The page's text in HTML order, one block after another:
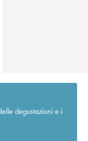
degustazioni e i